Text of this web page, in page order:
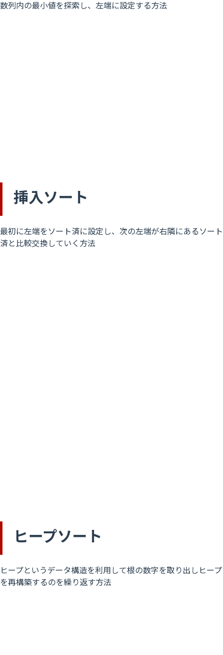
数列内の最小値を探索し、左端に設定する方法
挿入ソート
最初に左端をソート済に設定し、次の左端が右隣にあるソート
済と比較交換していく方法
ヒープソート
ヒープというデータ構造を利用して根の数字を取り出しヒープ
を再構築するのを繰り返す方法